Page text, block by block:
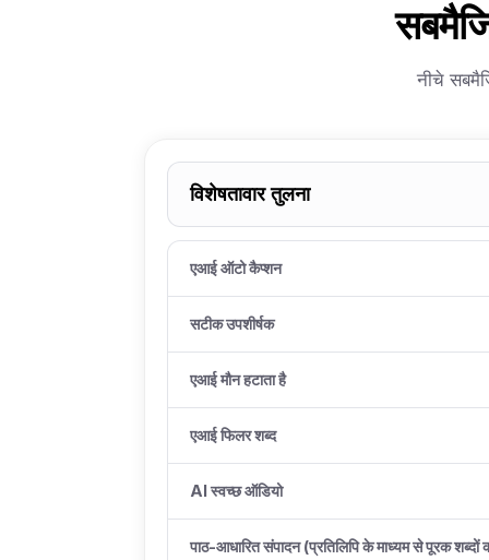
नीचे
विशेषतावार तुलना
एआई ऑटो कैप्शन
सटीक उपशीर्षक
एआई मौन हटाता है
एआई फिलर शब्द
AI स्वच्छ ऑडियो
पाठ-आधारित संपादन (प्रतिलिपि के माध्यम से पूरक शब्दों